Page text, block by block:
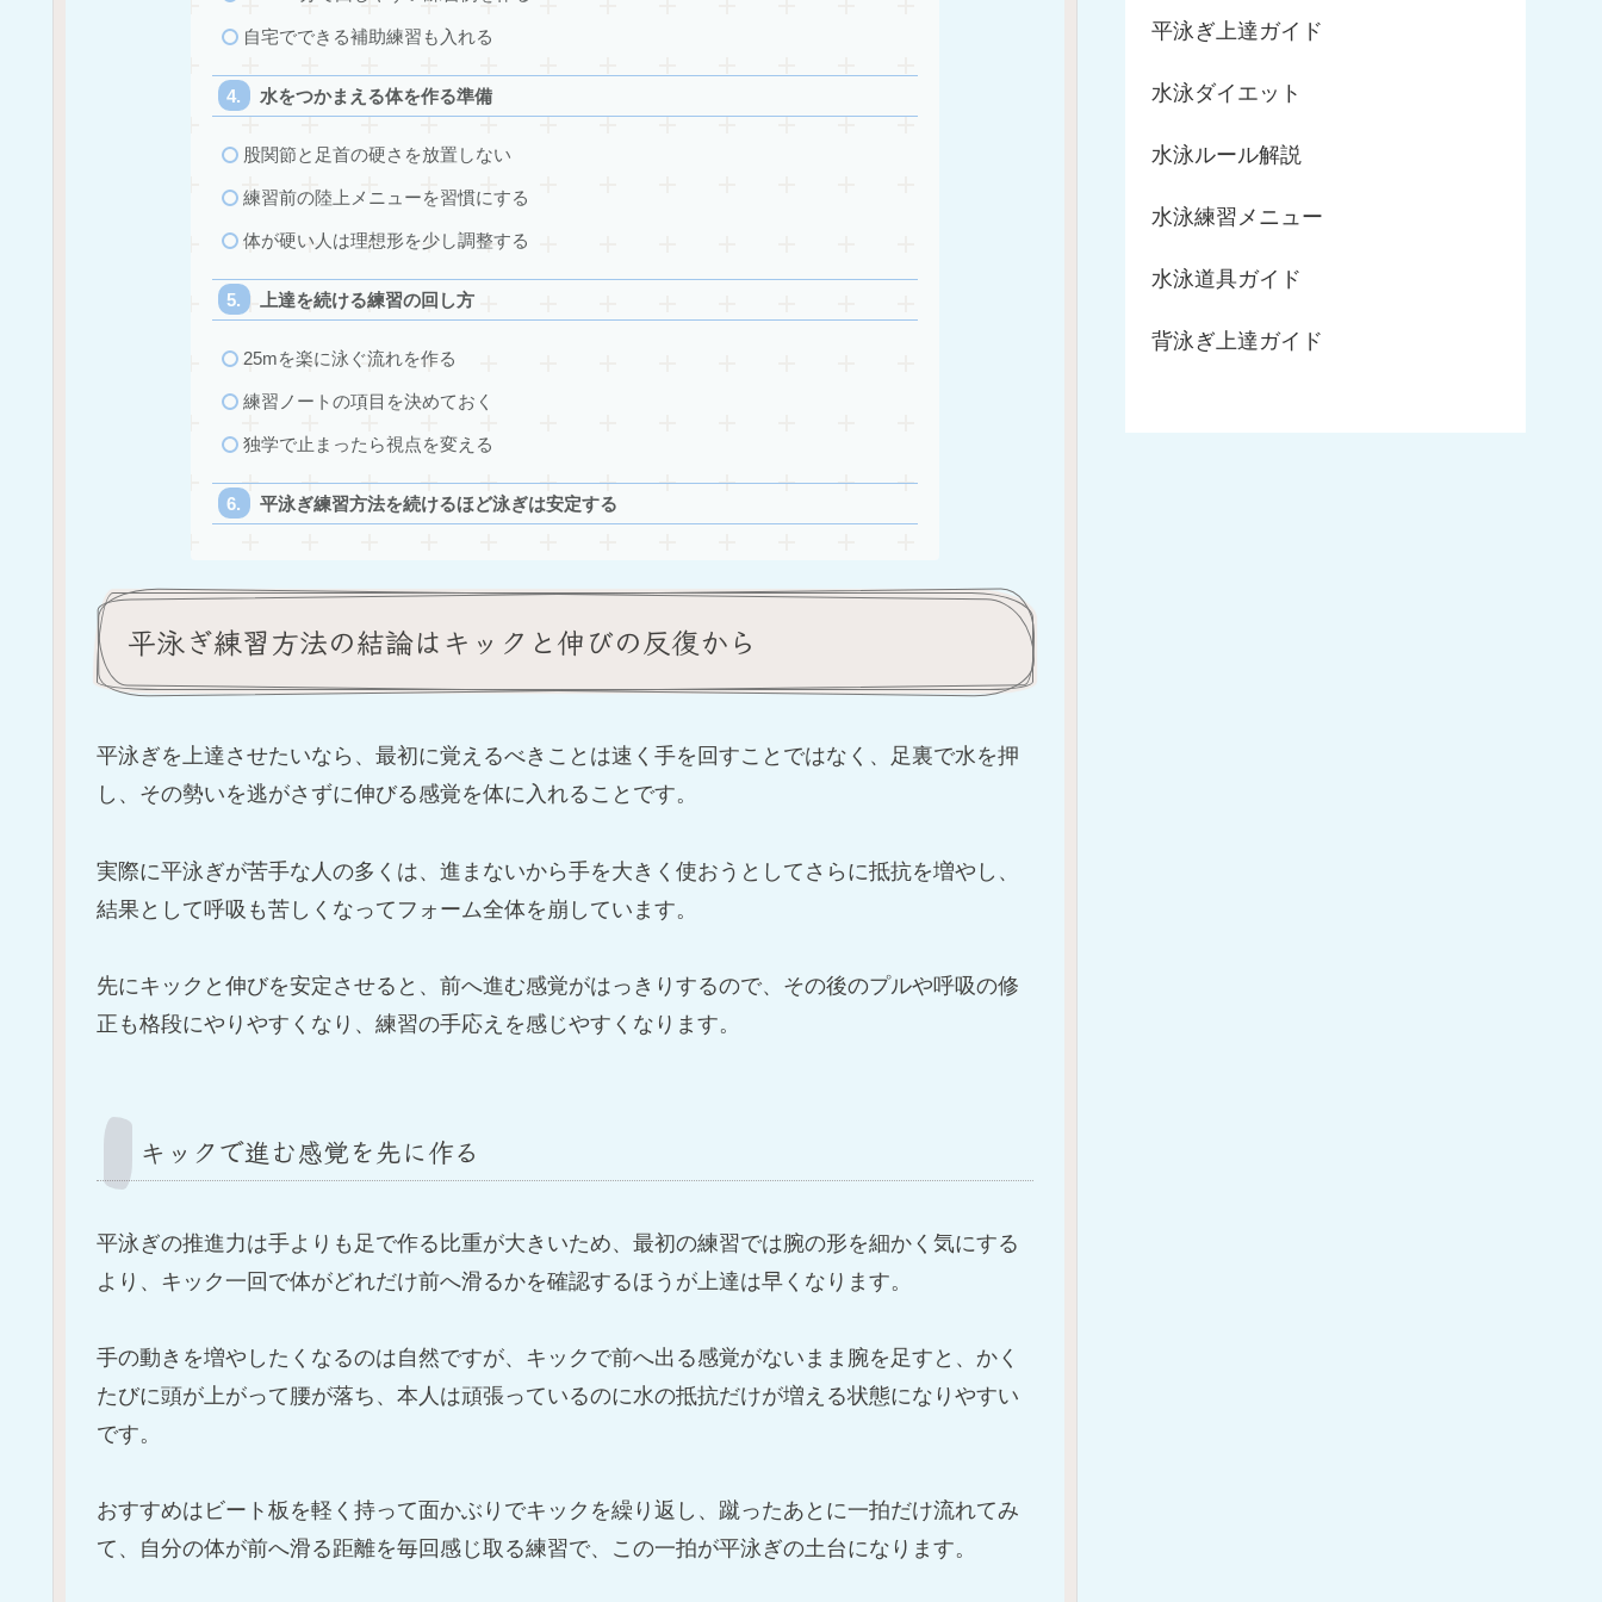
自宅でできる補助練習も入れる
水をつかまえる体を作る準備
股関節と足首の硬さを放置しない
練習前の陸上メニューを習慣にする
体が硬い人は理想形を少し調整する
上達を続ける練習の回し方
25mを楽に泳ぐ流れを作る
練習ノートの項目を決めておく
独学で止まったら視点を変える
平泳ぎ練習方法を続けるほど泳ぎは安定する
平泳ぎ練習方法の結論はキックと伸びの反復から
平泳ぎを上達させたいなら、最初に覚えるべきことは速く手を回すことではなく、足裏で水を押
し、その勢いを逃がさずに伸びる感覚を体に入れることです。
実際に平泳ぎが苦手な人の多くは、進まないから手を大きく使おうとしてさらに抵抗を増やし、
結果として呼吸も苦しくなってフォーム全体を崩しています。
先にキックと伸びを安定させると、前へ進む感覚がはっきりするので、その後のプルや呼吸の修
正も格段にやりやすくなり、練習の手応えを感じやすくなります。
キックで進む感覚を先に作る
平泳ぎの推進力は手よりも足で作る比重が大きいため、最初の練習では腕の形を細かく気にする
より、キック一回で体がどれだけ前へ滑るかを確認するほうが上達は早くなります。
手の動きを増やしたくなるのは自然ですが、キックで前へ出る感覚がないまま腕を足すと、かく
たびに頭が上がって腰が落ち、本人は頑張っているのに水の抵抗だけが増える状態になりやすい
です。
おすすめはビート板を軽く持って面かぶりでキックを繰り返し、蹴ったあとに一拍だけ流れてみ
て、自分の体が前へ滑る距離を毎回感じ取る練習で、この一拍が平泳ぎの土台になります。
平泳ぎ上達ガイド
水泳ダイエット
水泳ルール解説
水泳練習メニュー
水泳道具ガイド
背泳ぎ上達ガイド